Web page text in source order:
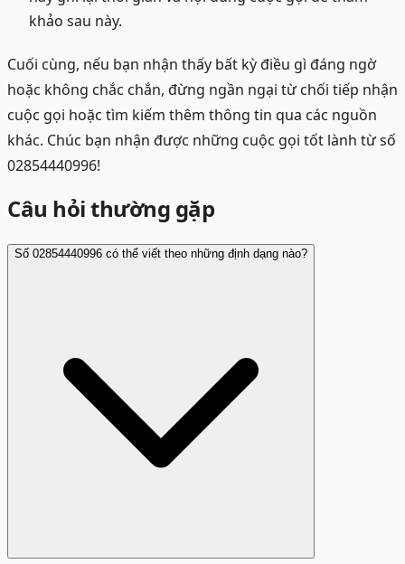
khảo sau này.
Cuối cùng, nếu bạn nhận thấy bất kỳ điều gì đáng ngờ
hoặc không chắc chắn, đừng ngần ngại từ chối tiếp nhận
cuộc gọi hoặc tìm kiếm thêm thông tin qua các nguồn
khác. Chúc bạn nhận được những cuộc gọi tốt lành từ số
02854440996!
Câu hỏi thường gặp
Số 02854440996 có thể viết theo những định dạng nào?